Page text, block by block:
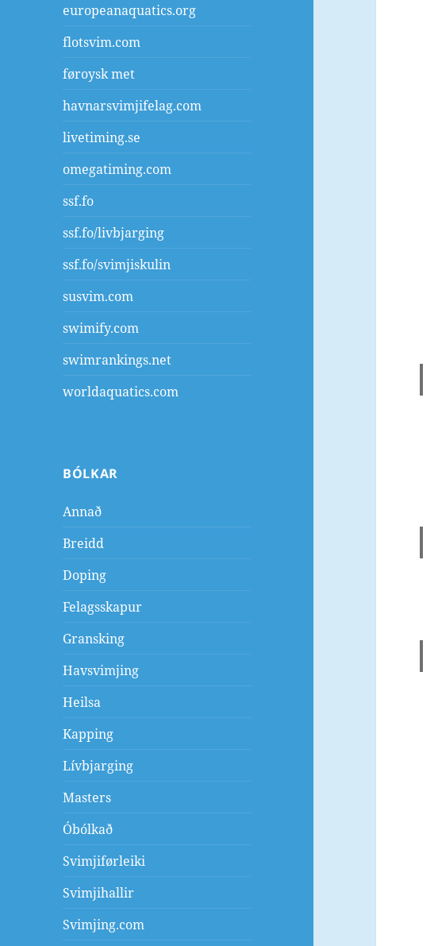
europeanaquatics.org
flotsvim.com
føroysk met
havnarsvimjifelag.com
livetiming.se
omegatiming.com
ssf.fo
ssf.fo/livbjarging
ssf.fo/svimjiskulin
susvim.com
swimify.com
swimrankings.net
worldaquatics.com
BÓLKAR
Annað
Breidd
Doping
Felagsskapur
Gransking
Havsvimjing
Heilsa
Kapping
Lívbjarging
Masters
Óbólkað
Svimjiførleiki
Svimjihallir
Svimjing.com